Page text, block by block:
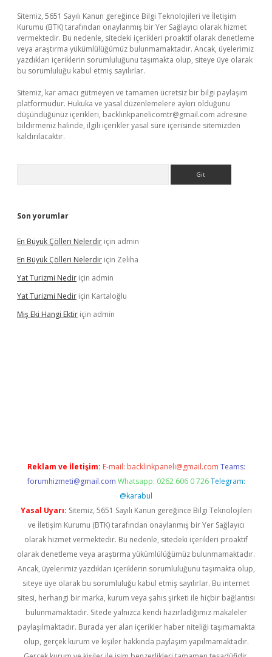
Sitemiz, 5651 Sayılı Kanun gereğince Bilgi Teknolojileri ve İletişim
Kurumu (BTK) tarafından onaylanmış bir Yer Sağlayıcı olarak hizmet
vermektedir. Bu nedenle, sitedeki içerikleri proaktif olarak denetleme
veya araştırma yükümlülüğümüz bulunmamaktadır. Ancak, üyelerimiz
yazdıkları içeriklerin sorumluluğunu taşımakta olup, siteye üye olarak
bu sorumluluğu kabul etmiş sayılırlar.
Sitemiz, kar amacı gütmeyen ve tamamen ücretsiz bir bilgi paylaşım
platformudur. Hukuka ve yasal düzenlemelere aykırı olduğunu
düşündüğünüz içerikleri, backlinkpanelicomtr@gmail.com adresine
bildirmeniz halinde, ilgili içerikler yasal süre içerisinde sitemizden
kaldırılacaktır.
Son yorumlar
En Büyük Çölleri Nelerdir için admin
En Büyük Çölleri Nelerdir için Zeliha
Yat Turizmi Nedir için admin
Yat Turizmi Nedir için Kartaloğlu
Miş Eki Hangi Ektir için admin
Reklam ve İletişim: E-mail: backlinkpaneli@gmail.com Teams:
forumhizmeti@gmail.com Whatsapp: 0262 606 0 726 Telegram:
@karabul
Yasal Uyarı: Sitemiz, 5651 Sayılı Kanun gereğince Bilgi Teknolojileri
ve İletişim Kurumu (BTK) tarafından onaylanmış bir Yer Sağlayıcı
olarak hizmet vermektedir. Bu nedenle, sitedeki içerikleri proaktif
olarak denetleme veya araştırma yükümlülüğümüz bulunmamaktadır.
Ancak, üyelerimiz yazdıkları içeriklerin sorumluluğunu taşımakta olup,
siteye üye olarak bu sorumluluğu kabul etmiş sayılırlar. Bu internet
sitesi, herhangi bir marka, kurum veya şahıs şirketi ile hiçbir bağlantısı
bulunmamaktadır. Sitede yalnızca kendi hazırladığımız makaleler
paylaşılmaktadır. Burada yer alan içerikler haber niteliği taşımamakta
olup, gerçek kurum ve kişiler hakkında paylaşım yapılmamaktadır.